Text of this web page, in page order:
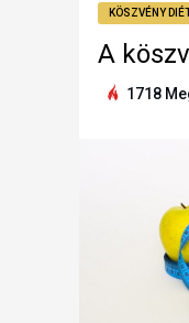
KÖSZVÉNY
A
1718